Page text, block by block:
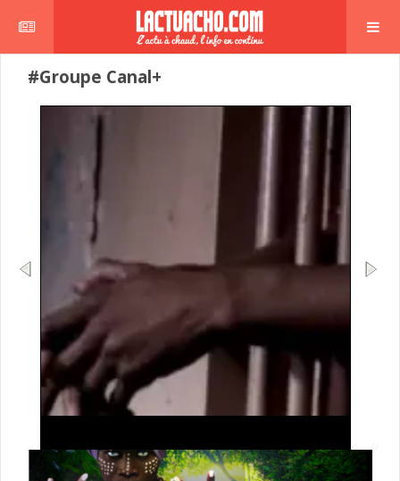
#Groupe Canal+
Le Commissariat d’arrondissement de Jaxaay a annoncé le